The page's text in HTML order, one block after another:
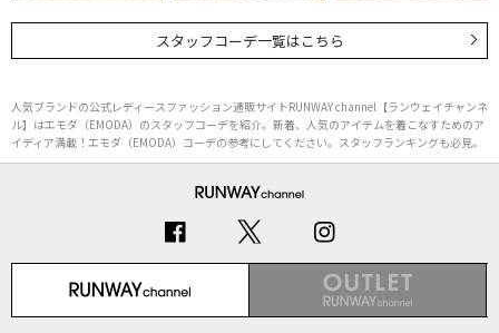
スタッフコーデ一覧はこちら
人気ブランドの公式レディースファッション通販サイトRUNWAY channel【ランウェイチャンネ
ル】はエモダ（EMODA）のスタッフコーデを紹介。新着、人気のアイテムを着こなすためのア
イディア満載！エモダ（EMODA）コーデの参考にしてください。スタッフランキングも必見。